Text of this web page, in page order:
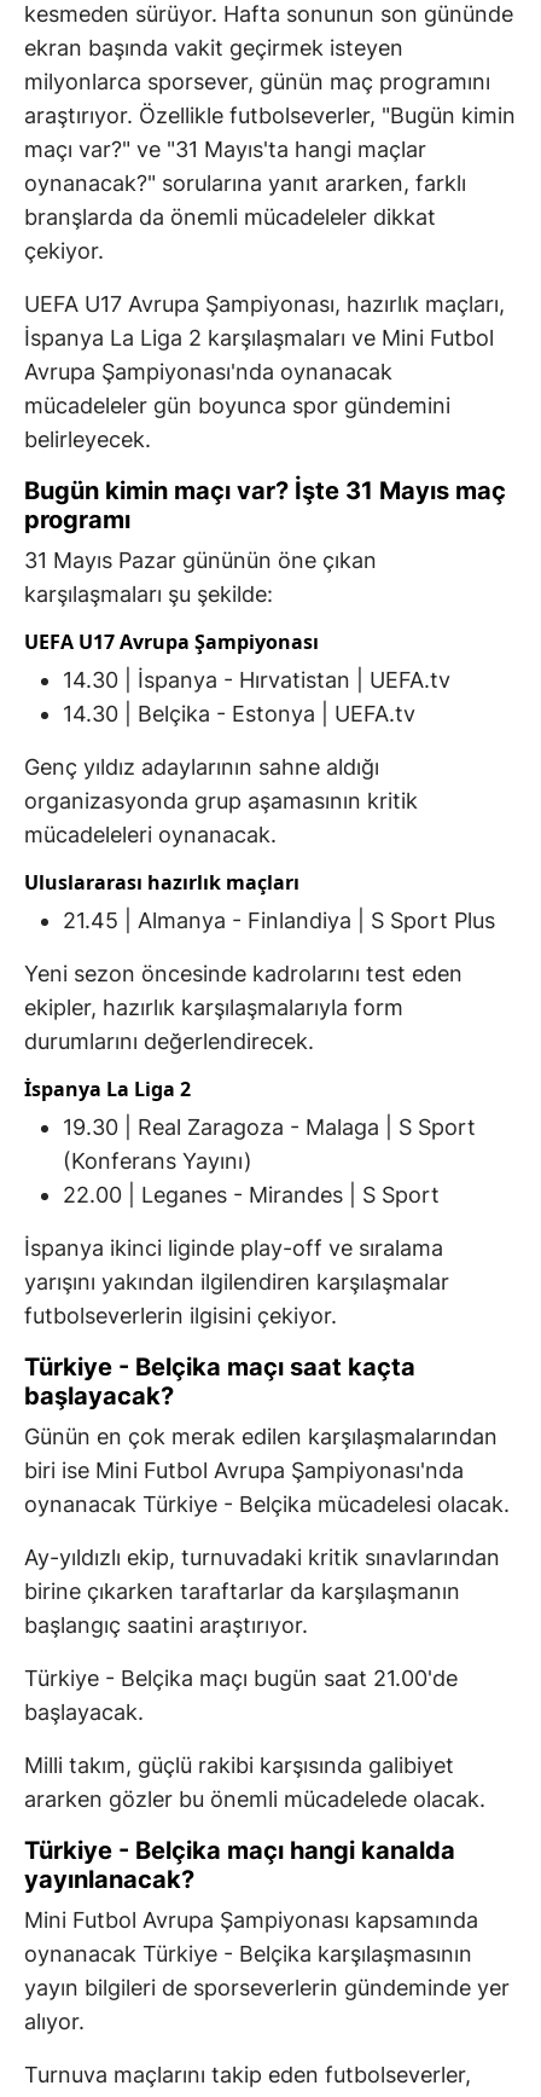
kesmeden sürüyor. Hafta sonunun son gününde
ekran başında vakit geçirmek isteyen
milyonlarca sporsever, günün maç programını
araştırıyor. Özellikle futbolseverler, "Bugün kimin
maçı var?" ve "31 Mayıs'ta hangi maçlar
oynanacak?" sorularına yanıt ararken, farklı
branşlarda da önemli mücadeleler dikkat
çekiyor.
UEFA U17 Avrupa Şampiyonası, hazırlık maçları,
İspanya La Liga 2 karşılaşmaları ve Mini Futbol
Avrupa Şampiyonası'nda oynanacak
mücadeleler gün boyunca spor gündemini
belirleyecek.
Bugün kimin maçı var? İşte 31 Mayıs maç
programı
31 Mayıs Pazar gününün öne çıkan
karşılaşmaları şu şekilde:
UEFA U17 Avrupa Şampiyonası
14.30 | İspanya - Hırvatistan | UEFA.tv
14.30 | Belçika - Estonya | UEFA.tv
Genç yıldız adaylarının sahne aldığı
organizasyonda grup aşamasının kritik
mücadeleleri oynanacak.
Uluslararası hazırlık maçları
21.45 | Almanya - Finlandiya | S Sport Plus
Yeni sezon öncesinde kadrolarını test eden
ekipler, hazırlık karşılaşmalarıyla form
durumlarını değerlendirecek.
İspanya La Liga 2
19.30 | Real Zaragoza - Malaga | S Sport
(Konferans Yayını)
22.00 | Leganes - Mirandes | S Sport
İspanya ikinci liginde play-off ve sıralama
yarışını yakından ilgilendiren karşılaşmalar
futbolseverlerin ilgisini çekiyor.
Türkiye - Belçika maçı saat kaçta
başlayacak?
Günün en çok merak edilen karşılaşmalarından
biri ise Mini Futbol Avrupa Şampiyonası'nda
oynanacak Türkiye - Belçika mücadelesi olacak.
Ay-yıldızlı ekip, turnuvadaki kritik sınavlarından
birine çıkarken taraftarlar da karşılaşmanın
başlangıç saatini araştırıyor.
Türkiye - Belçika maçı bugün saat 21.00'de
başlayacak.
Milli takım, güçlü rakibi karşısında galibiyet
ararken gözler bu önemli mücadelede olacak.
Türkiye - Belçika maçı hangi kanalda
yayınlanacak?
Mini Futbol Avrupa Şampiyonası kapsamında
oynanacak Türkiye - Belçika karşılaşmasının
yayın bilgileri de sporseverlerin gündeminde yer
alıyor.
Turnuva maçlarını takip eden futbolseverler,